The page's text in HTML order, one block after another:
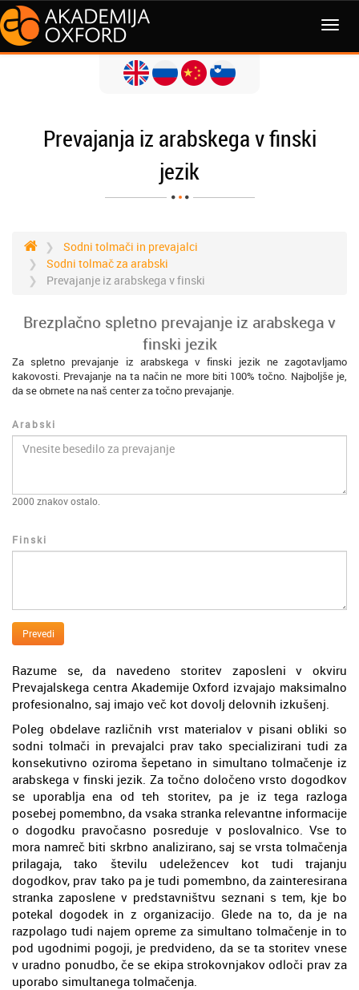
MENI
Prevajanja iz arabskega v finski
jezik
Sodni tolmači in prevajalci
Sodni tolmač za arabski
Prevajanje iz arabskega v finski
Brezplačno spletno prevajanje iz arabskega v
finski jezik
Za spletno prevajanje iz arabskega v finski jezik ne zagotavljamo
kakovosti. Prevajanje na ta način ne more biti 100% točno. Najboljše je,
da se obrnete na naš center za točno prevajanje.
Arabski
2000 znakov ostalo.
Finski
Prevedi
Razume se, da navedeno storitev zaposleni v okviru
Prevajalskega centra Akademije Oxford izvajajo maksimalno
profesionalno, saj imajo več kot dovolj delovnih izkušenj.
Poleg obdelave različnih vrst materialov v pisani obliki so
sodni tolmači in prevajalci prav tako specializirani tudi za
konsekutivno oziroma šepetano in simultano tolmačenje iz
arabskega v finski jezik. Za točno določeno vrsto dogodkov
se uporablja ena od teh storitev, pa je iz tega razloga
posebej pomembno, da vsaka stranka relevantne informacije
o dogodku pravočasno posreduje v poslovalnico. Vse to
mora namreč biti skrbno analizirano, saj se vrsta tolmačenja
prilagaja, tako številu udeležencev kot tudi trajanju
dogodkov, prav tako pa je tudi pomembno, da zainteresirana
stranka zaposlene v predstavništvu seznani s tem, kje bo
potekal dogodek in z organizacijo. Glede na to, da je na
razpolago tudi najem opreme za simultano tolmačenje in to
pod ugodnimi pogoji, je predvideno, da se ta storitev vnese
v uradno ponudbo, če se ekipa strokovnjakov odloči prav za
uporabo simultanega tolmačenja.